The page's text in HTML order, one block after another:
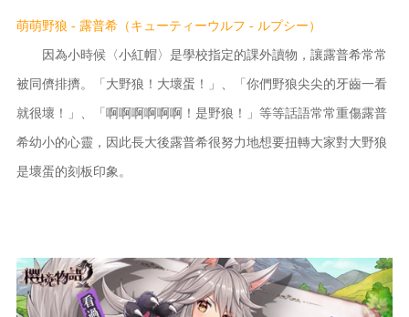
萌萌野狼 - 露普希（キューティーウルフ - ルプシー）
因為小時候〈小紅帽〉是學校指定的課外讀物，讓露普希常常
被同儕排擠。「大野狼！大壞蛋！」、「你們野狼尖尖的牙齒一看
就很壞！」、「啊啊啊啊啊啊！是野狼！」等等話語常常重傷露普
希幼小的心靈，因此長大後露普希很努力地想要扭轉大家對大野狼
是壞蛋的刻板印象。